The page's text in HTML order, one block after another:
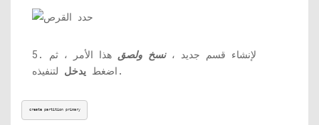
5. لإنشاء قسم جديد ،نسخ ولصق هذا الأمر ، ثم
اضغط يدخل لتنفيذه.
create partition primary